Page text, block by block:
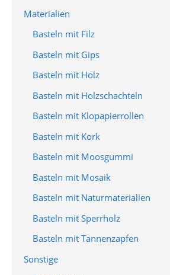
Materialien
Basteln mit Filz
Basteln mit Gips
Basteln mit Holz
Basteln mit Holzschachteln
Basteln mit Klopapierrollen
Basteln mit Kork
Basteln mit Moosgummi
Basteln mit Mosaik
Basteln mit Naturmaterialien
Basteln mit Sperrholz
Basteln mit Tannenzapfen
Sonstige